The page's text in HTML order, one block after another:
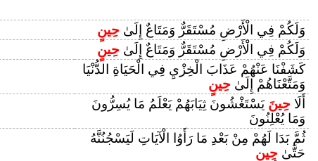
وَلَكُمْ فِي الْأَرْضِ مُسْتَقَرٌّ وَمَتَاعٌ إِلَىٰ حِينٍ
وَلَكُمْ فِي الْأَرْضِ مُسْتَقَرٌّ وَمَتَاعٌ إِلَىٰ حِينٍ
كَشَفْنَا عَنْهُمْ عَذَابَ الْخِزْيِ فِي الْحَيَاةِ الدُّنْيَا
وَمَتَّعْنَاهُمْ إِلَىٰ حِينٍ
أَلَا حِينَ يَسْتَغْشُونَ ثِيَابَهُمْ يَعْلَمُ مَا يُسِرُّونَ
وَمَا يُعْلِنُونَ
ثُمَّ بَدَا لَهُمْ مِنْ بَعْدِ مَا رَأَوُا الْآيَاتِ لَيَسْجُنُنَّهُ
حَتَّىٰ حِينٍ